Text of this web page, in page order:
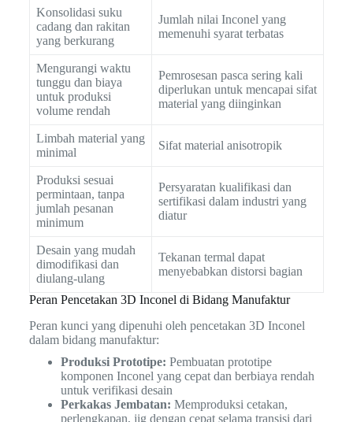
Konsolidasi suku
cadang dan rakitan
yang berkurang
Jumlah nilai Inconel yang
memenuhi syarat terbatas
Mengurangi waktu
tunggu dan biaya
untuk produksi
volume rendah
Pemrosesan pasca sering kali
diperlukan untuk mencapai sifat
material yang diinginkan
Limbah material yang
minimal
Sifat material anisotropik
Produksi sesuai
permintaan, tanpa
jumlah pesanan
minimum
Persyaratan kualifikasi dan
sertifikasi dalam industri yang
diatur
Desain yang mudah
dimodifikasi dan
diulang-ulang
Tekanan termal dapat
menyebabkan distorsi bagian
Peran Pencetakan 3D Inconel di Bidang Manufaktur
Peran kunci yang dipenuhi oleh pencetakan 3D Inconel
dalam bidang manufaktur:
Produksi Prototipe: Pembuatan prototipe
komponen Inconel yang cepat dan berbiaya rendah
untuk verifikasi desain
Perkakas Jembatan: Memproduksi cetakan,
perlengkapan, jig dengan cepat selama transisi dari